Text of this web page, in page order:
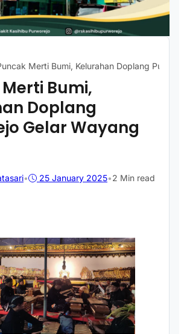
Merti Bumi, Kelurahan Doplang
Bumi,
Doplang
Gelar Wayang
• 25 January 2025•2 Min read